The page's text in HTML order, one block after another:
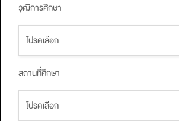
วุฒิการศึกษา
สถานที่ศึกษา